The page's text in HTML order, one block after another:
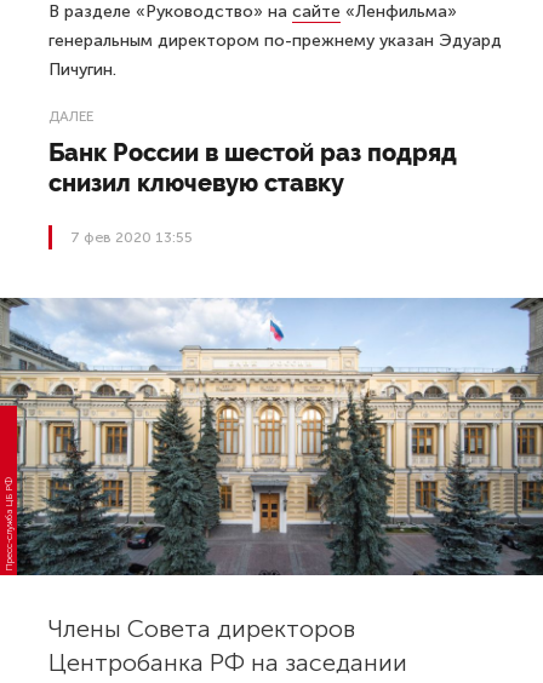
В разделе «Руководство» на сайте «Ленфильма»
генеральным директором по-прежнему указан Эдуард
Пичугин.
ДАЛЕЕ
Банк России в шестой раз подряд
снизил ключевую ставку
7 фев 2020 13:55
Пресс-служба ЦБ РФ
Члены Совета директоров
Центробанка РФ на заседании